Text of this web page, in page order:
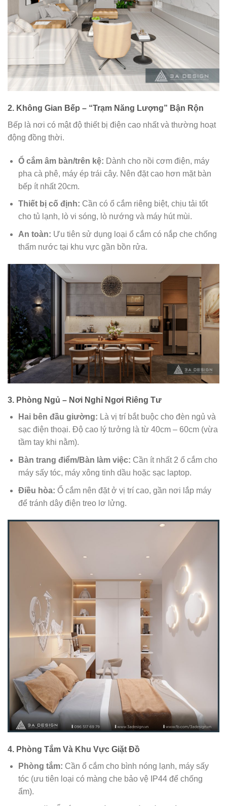
2. Không Gian Bếp – “Trạm Năng Lượng” Bận Rộn
Bếp là nơi có mật độ thiết bị điện cao nhất và thường hoạt
động đồng thời.
Ổ cắm âm bàn/trên kệ: Dành cho nồi cơm điện, máy
pha cà phê, máy ép trái cây. Nên đặt cao hơn mặt bàn
bếp ít nhất 20cm.
Thiết bị cố định: Cần có ổ cắm riêng biệt, chịu tải tốt
cho tủ lạnh, lò vi sóng, lò nướng và máy hút mùi.
An toàn: Ưu tiên sử dụng loại ổ cắm có nắp che chống
thấm nước tại khu vực gần bồn rửa.
3. Phòng Ngủ – Nơi Nghỉ Ngơi Riêng Tư
Hai bên đầu giường: Là vị trí bắt buộc cho đèn ngủ và
sạc điện thoại. Độ cao lý tưởng là từ 40cm – 60cm (vừa
tầm tay khi nằm).
Bàn trang điểm/Bàn làm việc: Cần ít nhất 2 ổ cắm cho
máy sấy tóc, máy xông tinh dầu hoặc sạc laptop.
Điều hòa: Ổ cắm nên đặt ở vị trí cao, gần nơi lắp máy
để tránh dây điện treo lơ lửng.
4. Phòng Tắm Và Khu Vực Giặt Đồ
Phòng tắm: Cần ổ cắm cho bình nóng lạnh, máy sấy
tóc (ưu tiên loại có màng che bảo vệ IP44 để chống
ẩm).